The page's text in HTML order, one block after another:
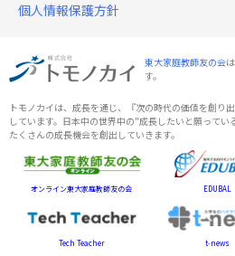
個人情報保護方針
東大家庭教師友の会
す。
トモノカイは、成長を通じ、『次の時代の価値を創り
しています。日本中の世界中の"成長したいと願ってい
たくさんの成長機会を創出していきます。
オンライン東大家庭教師友の会 EDUBAL
Tech Teacher t-news